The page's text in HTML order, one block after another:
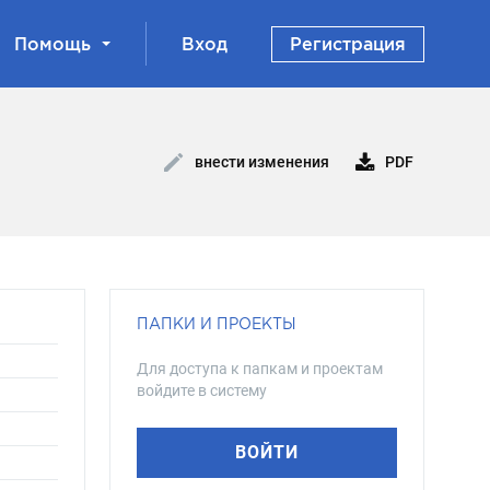
Помощь Вход Регистрация
внести изменения PDF
ПАПКИ И ПРОЕКТЫ
Для доступа к папкам и проектам
войдите в систему
ВОЙТИ